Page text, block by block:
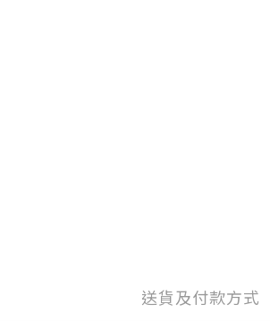
送貨及付款方式